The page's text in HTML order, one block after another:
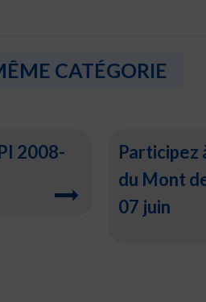
CATÉGORIE
2008-
Participez
du Mont
07 juin